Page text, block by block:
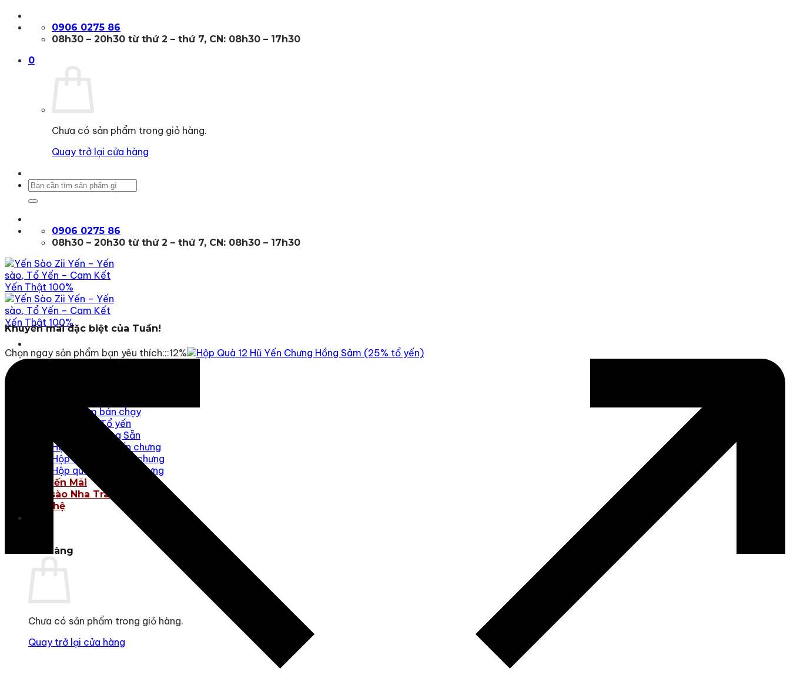
qua
0906 0275 86
08h30 – 20h30 từ thứ 2 – thứ 7, CN: 08h30 – 17h30
0
Chưa có sản phẩm trong giỏ hàng.
Quay trở lại cửa hàng
Tìm
0906 0275 86
08h30 – 20h30 từ thứ 2 – thứ 7, CN: 08h30 – 17h30
Sản phẩm bán chạy
Yến sào – Tổ yến
Yến Sào Chưng Sẵn
Hộp quà 6 hũ Yến chưng
Hộp quà 10 hũ Yến chưng
Hộp quà 12 hũ Yến chưng
Khuyến Mãi
Yến sào Nha Trang
Liên hệ
Giỏ hàng
Chưa có sản phẩm trong giỏ hàng.
Quay trở lại cửa hàng
Khuyến mãi đặc biệt của Tuần!
Chọn ngay sản phẩm bạn yêu thích:::12%